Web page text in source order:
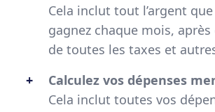
Cela inclut tout l’argent
gagnez chaque mois,
de toutes les taxes et
Calculez vos dépenses
Cela inclut toutes vos